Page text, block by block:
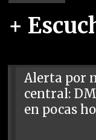
+
Alerta por
central:
en pocas